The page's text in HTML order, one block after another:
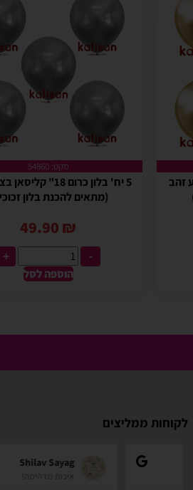
זהב
מקט: 54860
5 יח' בלון כרום 18"
(מתאים להכנת בלון
49.90 ₪
-
+
הוספה לסל
לקוחות ממליצים
Shilav Sayag
איכות מדהימה!